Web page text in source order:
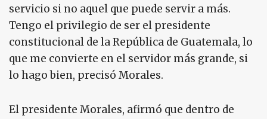
servicio si no aquel que puede servir a más.
Tengo el privilegio de ser el presidente
constitucional de la República de Guatemala, lo
que me convierte en el servidor más grande, si
lo hago bien, precisó Morales.
El presidente Morales, afirmó que dentro de